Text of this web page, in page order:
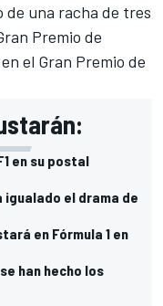
de una racha de tres
Premio de
el Gran Premio de
en su postal
igualado el drama de
en Fórmula 1 en
han hecho los